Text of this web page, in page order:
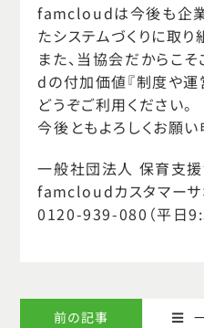
famcloudは今後も企
たシステムづくりに取り
また、当協会だからこ
dの付加価値『制度や運
どうぞご利用ください。
今後ともよろしくお願い
一般社団法人 保育支
famcloudカスタマーサ
0120-939-080（平日
前の記事